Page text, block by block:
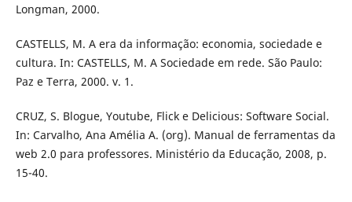
Longman, 2000.
CASTELLS, M. A era da informação: economia, sociedade e
cultura. In: CASTELLS, M. A Sociedade em rede. São Paulo:
Paz e Terra, 2000. v. 1.
CRUZ, S. Blogue, Youtube, Flick e Delicious: Software Social.
In: Carvalho, Ana Amélia A. (org). Manual de ferramentas da
web 2.0 para professores. Ministério da Educação, 2008, p.
15-40.